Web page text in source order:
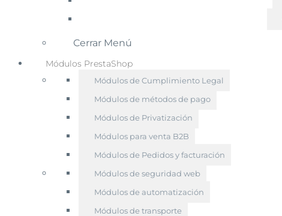
Cerrar Menú
Módulos PrestaShop
Módulos de Cumplimiento Legal
Módulos de métodos de pago
Módulos de Privatización
Módulos para venta B2B
Módulos de Pedidos y facturación
Módulos de seguridad web
Módulos de automatización
Módulos de transporte